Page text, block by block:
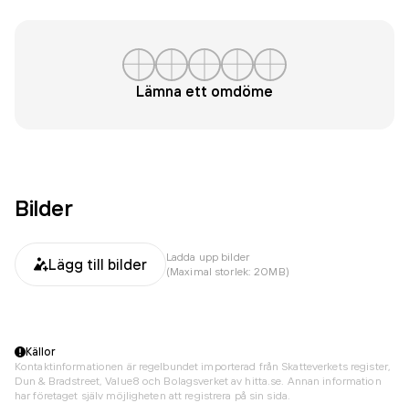
Lämna ett omdöme
Bilder
Lägg till bilder
Ladda upp bilder
(Maximal storlek: 20MB)
Källor
Kontaktinformationen är regelbundet importerad från Skatteverkets register,
Dun & Bradstreet, Value8 och Bolagsverket av hitta.se. Annan information
har företaget själv möjligheten att registrera på sin sida.